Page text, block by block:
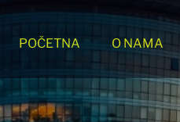
POČETNA O NAMA